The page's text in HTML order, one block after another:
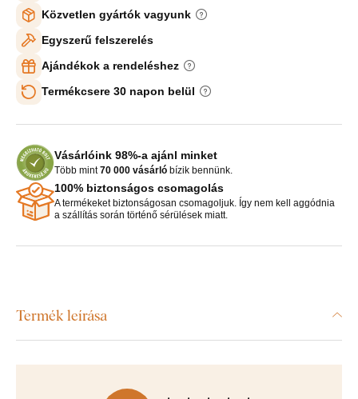
Közvetlen gyártók vagyunk
Egyszerű felszerelés
Ajándékok a rendeléshez
Termékcsere 30 napon belül
Vásárlóink 98%-a ajánl minket
Több mint70 000 vásárló bízik bennünk.
100% biztonságos csomagolás
A termékeket biztonságosan csomagoljuk. Így nem kell aggódnia
a szállítás során történő sérülések miatt.
Termék leírása